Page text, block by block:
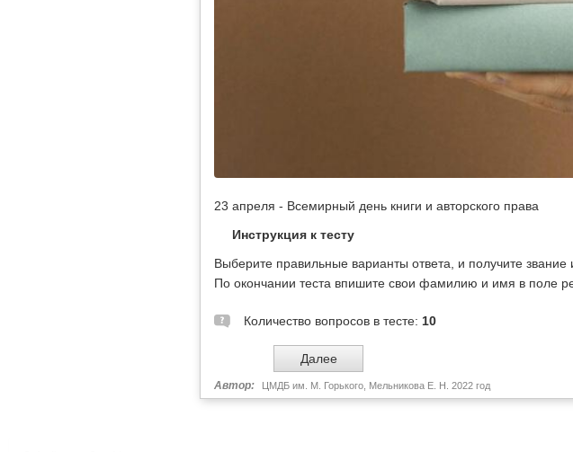
23 апреля - Всемирный день книги и авторского права
Инструкция к тесту
Выберите правильные варианты ответа, и получите звание
По окончании теста впишите свои фамилию и имя в поле
Количество вопросов в тесте: 10
Автор: ЦМДБ им. М. Горького, Мельникова Е. Н. 2022 год